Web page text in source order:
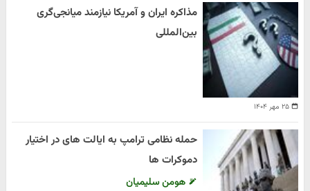
۲۵ مهر ۱۴۰۴
مذاکره ایران و آمریکا نیازمند میانجی‌گری
بین‌المللی
حمله نظامی ترامپ به ایالت های در اختیار
دموکرات ها
هومن سلیمیان